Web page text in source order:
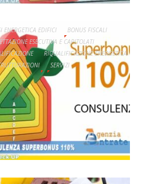
ENERGETICA EDIFICI
BONUS FISCALI
ESECUTIVA E CAPITOLATI
RIQUALIFICAZIONE ENERGETICA
SERVIZI